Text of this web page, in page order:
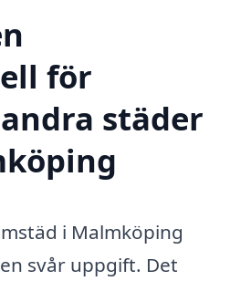
för
städer
i Malmköping
svår uppgift. Det